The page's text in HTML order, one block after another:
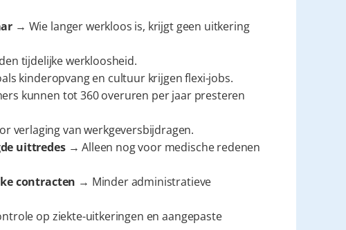
→ Wie langer werkloos is, krijgt geen uitkering
tijdelijke werkloosheid.
kinderopvang en cultuur krijgen flexi-jobs.
kunnen tot 360 overuren per jaar presteren
verlaging van werkgeversbijdragen.
uittredes → Alleen nog voor medische redenen
contracten → Minder administratieve
op ziekte-uitkeringen en aangepaste